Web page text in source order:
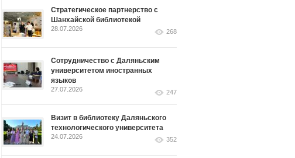
Стратегическое партнерство с
Шанхайской библиотекой
28.07.2026 268
Сотрудничество с Даляньским
университетом иностранных
языков
27.07.2026 247
Визит в библиотеку Даляньского
технологического университета
24.07.2026 352